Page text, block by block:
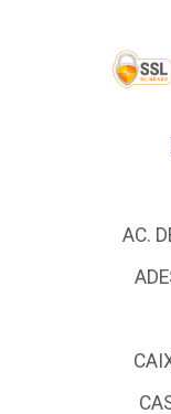
AC.